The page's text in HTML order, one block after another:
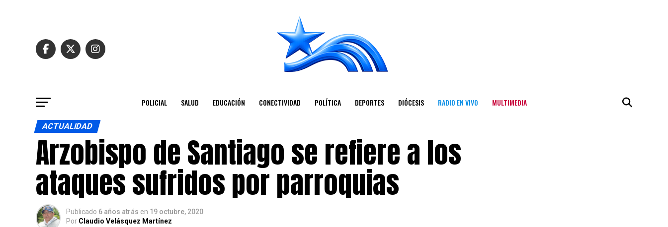
POLICIAL SALUD EDUCACIÓN CONECTIVIDAD POLÍTICA DEPORTES DIÓCESIS RADIO EN VIVO MULTIMEDIA
ACTUALIDAD
Arzobispo de Santiago se refiere a los
ataques sufridos por parroquias
Publicado 6 años atrás en 19 octubre, 2020
Por Claudio Velásquez Martínez